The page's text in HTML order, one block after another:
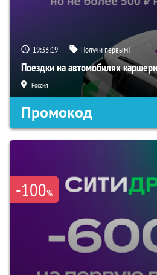
19:33:18 Получи первым!
Поездки на автомобилях
Россия
Промокод
-100%